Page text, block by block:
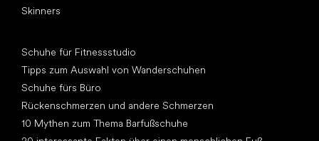
Skinners
Schuhe für Fitnessstudio
Tipps zum Auswahl von Wanderschuhen
Schuhe fürs Büro
Rückenschmerzen und andere Schmerzen
10 Mythen zum Thema Barfußschuhe